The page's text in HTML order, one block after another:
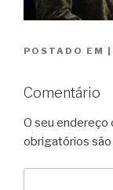
POSTADO EM |
Comentário
O seu endereço
obrigatórios